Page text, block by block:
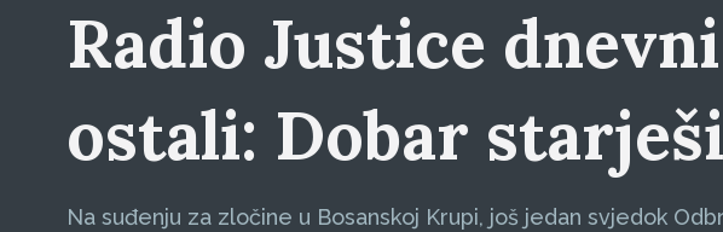
Radio Justice
ostali: Dobar
Na suđenju za zločine u Bosanskoj Krupi, još jedan svjedok